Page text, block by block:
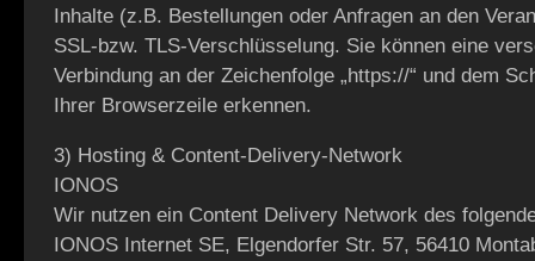
Inhalte (z.B. Bestellungen oder Anfragen an den
SSL-bzw. TLS-Verschlüsselung. Sie können eine
Verbindung an der Zeichenfolge „https://“ und dem
Ihrer Browserzeile erkennen.
3) Hosting & Content-Delivery-Network
IONOS
Wir nutzen ein Content Delivery Network des
IONOS Internet SE, Elgendorfer Str. 57, 56410